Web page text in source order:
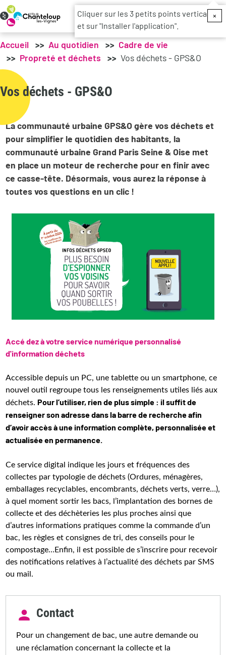
Menu
Accueil Au quotidien
Cadre de vie
Propreté et déchets
Vos déchets - GPS&O
Vos déchets - GPS&O
La communauté urbaine GPS&O gère vos déchets et
pour simplifier le quotidien des habitants, la
communauté urbaine Grand Paris Seine & Oise met
en place un moteur de recherche pour en finir avec
ce casse-tête. Désormais, vous aurez la réponse à
toutes vos questions en un clic !
Accé dez à votre service numérique personnalisé
d'information déchets
Accessible depuis un PC, une tablette ou un smartphone, ce
nouvel outil regroupe tous les renseignements utiles liés aux
déchets. Pour l’utiliser, rien de plus simple : il suffit de
renseigner son adresse dans la barre de recherche afin
d’avoir accès à une information complète, personnalisée et
actualisée en permanence.
Ce service digital indique les jours et fréquences des
collectes par typologie de déchets (Ordures, ménagères,
emballages recyclables, encombrants, déchets verts, verre…),
à quel moment sortir les bacs, l’implantation des bornes de
collecte et des déchèteries les plus proches ainsi que
d’autres informations pratiques comme la commande d’un
bac, les règles et consignes de tri, des conseils pour le
compostage…Enfin, il est possible de s’inscrire pour recevoir
des notifications relatives à l’actualité des déchets par SMS
ou mail.
Contact
Pour un changement de bac, une autre demande ou
une réclamation concernant la collecte et la
×
Cliquer sur les 3 petits points verticaux
et sur "Installer l'application".